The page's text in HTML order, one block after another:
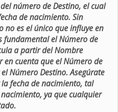
número de Destino, el cual
de nacimiento. Sin
no es el único que influye en
fundamental el Número de
a partir del Nombre
en cuenta que el Número de
Número Destino. Asegúrate
fecha de nacimiento, tal
ya que cualquier